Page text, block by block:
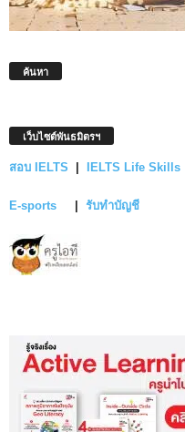
ค้นหา
เว็บไซต์พันธมิตรฯ
สอบ IELTS IELTS Life Skills
E-sports รับทำบัญชี